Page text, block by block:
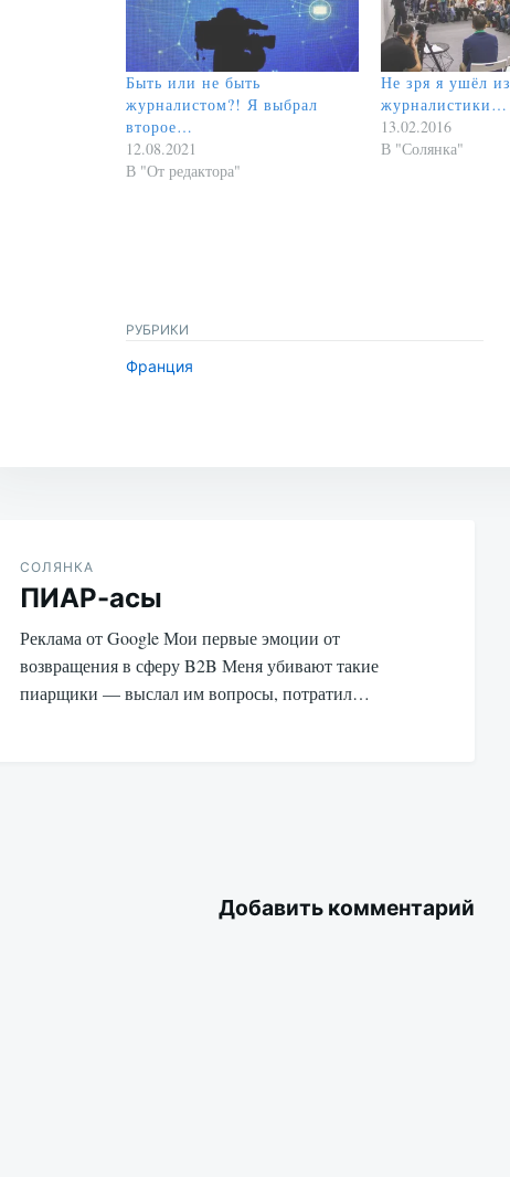
Быть или не быть
журналистом?! Я выбрал
второе…
12.08.2021
В "От редактора"
Не зря я ушёл из
журналистики…
13.02.2016
В "Солянка"
РУБРИКИ
Франция
по
записям
СОЛЯНКА
ПИАР-асы
Реклама от Google Мои первые эмоции от
возвращения в сферу B2B Меня убивают такие
пиарщики — выслал им вопросы, потратил…
Добавить комментарий